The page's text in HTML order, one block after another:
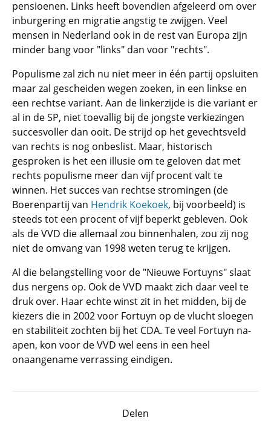
pensioenen. Links heeft bovendien afgeleerd om over
inburgering en migratie angstig te zwijgen. Veel
mensen in Nederland ook in de rest van Europa zijn
minder bang voor "links" dan voor "rechts".
Populisme zal zich nu niet meer in één partij opsluiten
maar zal gescheiden wegen zoeken, in een linkse en
een rechtse variant. Aan de linkerzijde is die variant er
al in de SP, niet toevallig bij de jongste verkiezingen
succesvoller dan ooit. De strijd op het gevechtsveld
van rechts is nog onbeslist. Maar, historisch
gesproken is het een illusie om te geloven dat met
rechts populisme meer dan vijf procent valt te
winnen. Het succes van rechtse stromingen (de
Boerenpartij van Hendrik Koekoek, bij voorbeeld) is
steeds tot een procent of vijf beperkt gebleven. Ook
als de VVD die allemaal zou binnenhalen, zou zij nog
niet de omvang van 1998 weten terug te krijgen.
Al die belangstelling voor de "Nieuwe Fortuyns" slaat
dus nergens op. Ook de VVD maakt zich daar veel te
druk over. Haar echte winst zit in het midden, bij de
kiezers die in 2002 voor Fortuyn op de vlucht sloegen
en stabiliteit zochten bij het CDA. Te veel Fortuyn na-
apen, kon voor de VVD wel eens in een heel
onaangename verrassing eindigen.
Delen